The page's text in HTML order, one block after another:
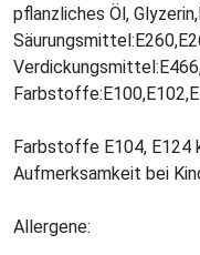
pflanzliches Öl,
Farbstoffe E104, E124
Aufmerksamkeit bei
Allergene: